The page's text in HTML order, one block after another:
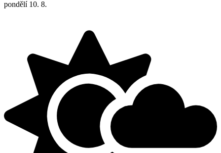
pondělí 10. 8.